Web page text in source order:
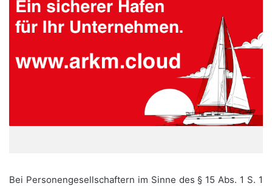
Bei Personengesellschaftern im Sinne des § 15 Abs. 1 S. 1